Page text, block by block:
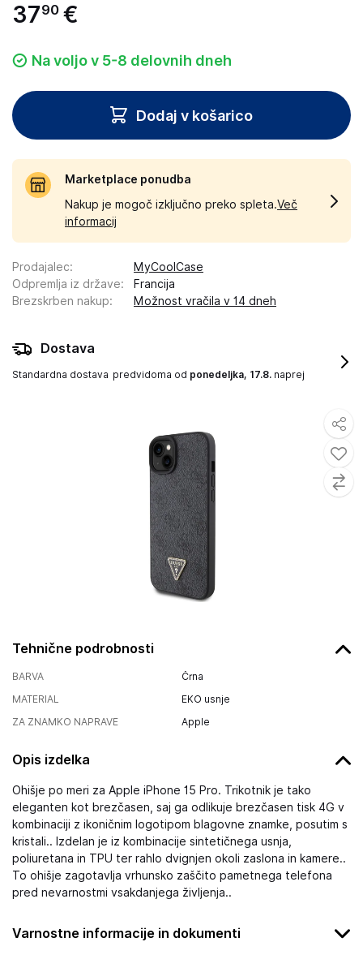
Tehnične podrobnosti
BARVA
Črna
MATERIAL
EKO usnje
ZA ZNAMKO NAPRAVE
Apple
Opis izdelka
Ohišje po meri za Apple iPhone 15 Pro. Trikotnik je tako
eleganten kot brezčasen, saj ga odlikuje brezčasen tisk 4G v
kombinaciji z ikoničnim logotipom blagovne znamke, posutim s
kristali.. Izdelan je iz kombinacije sintetičnega usnja,
poliuretana in TPU ter rahlo dvignjen okoli zaslona in kamere..
To ohišje zagotavlja vrhunsko zaščito pametnega telefona
pred nevarnostmi vsakdanjega življenja..
Varnostne informacije in dokumenti
3790 €
Na voljo v 5-8 delovnih dneh
Dodaj v košarico
Marketplace ponudba
Nakup je mogoč izključno preko spleta.Več
informacij
Prodajalec:
MyCoolCase
Odpremlja iz države:
Francija
Brezskrben nakup: Možnost vračila v 14 dneh
Dostava
Standardna dostava predvidoma od ponedeljka, 17.8. naprej